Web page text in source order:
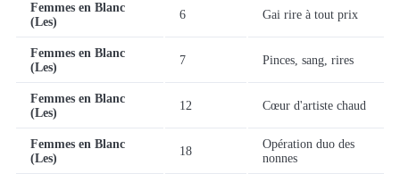
Femmes en Blanc
(Les)
6 Gai rire à tout prix
Femmes en Blanc
(Les)
7 Pinces, sang, rires
Femmes en Blanc
(Les)
12 Cœur d'artiste chaud
Femmes en Blanc
(Les)
18
Opération duo des
nonnes